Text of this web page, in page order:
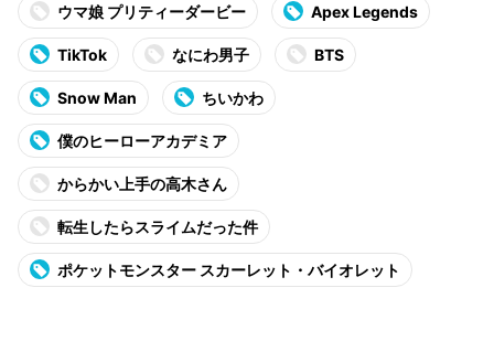
ウマ娘 プリティーダービー Apex Legends
TikTok なにわ男子 BTS
Snow Man ちいかわ
僕のヒーローアカデミア
からかい上手の高木さん
転生したらスライムだった件
ポケットモンスター スカーレット・バイオレット